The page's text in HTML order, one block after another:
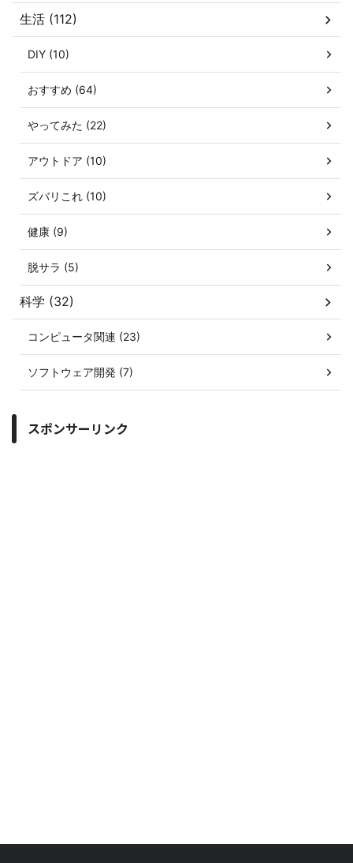
生活 (112)
DIY (10)
おすすめ (64)
やってみた (22)
アウトドア (10)
ズバリこれ (10)
健康 (9)
脱サラ (5)
科学 (32)
コンピュータ関連 (23)
ソフトウェア開発 (7)
スポンサーリンク